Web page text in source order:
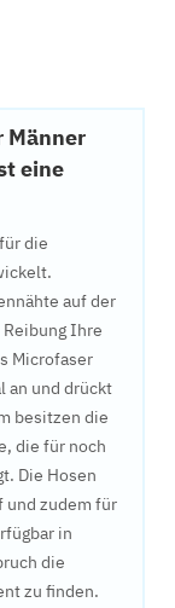
Männer
eine
die
auf der
Ihre
Microfaser
an und drückt
besitzen die
die für noch
Die Hosen
und zudem für
in
die
zu finden.